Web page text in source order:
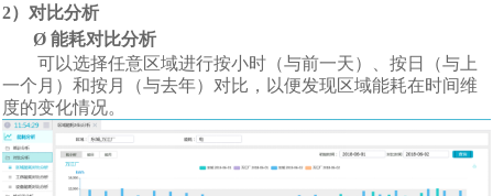
2）对比分析
Ø能耗对比分析
可以选择任意区域进行按小时（与前一天）、按日（与上
一个月）和按月（与去年）对比，以便发现区域能耗在时间维
度的变化情况。